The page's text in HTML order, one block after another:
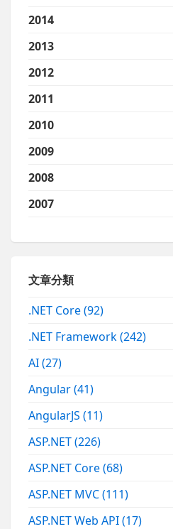
2014
2013
2012
2011
2010
2009
2008
2007
文章分類
.NET Core(92)
.NET Framework(242)
AI(27)
Angular(41)
AngularJS(11)
ASP.NET(226)
ASP.NET Core(68)
ASP.NET MVC(111)
ASP.NET Web API(17)